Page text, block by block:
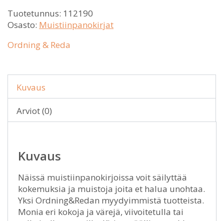
Tuotetunnus: 112190
Osasto: Muistiinpanokirjat
Ordning & Reda
Kuvaus
Arviot (0)
Kuvaus
Näissä muistiinpanokirjoissa voit säilyttää
kokemuksia ja muistoja joita et halua unohtaa.
Yksi Ordning&Redan myydyimmistä tuotteista.
Monia eri kokoja ja värejä, viivoitetulla tai